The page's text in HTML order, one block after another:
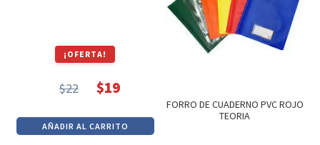
¡OFERTA!
$22
precio
original
$19
precio
actual
AÑADIR AL CARRITO
FORRO DE CUADERNO PVC ROJO
TEORIA